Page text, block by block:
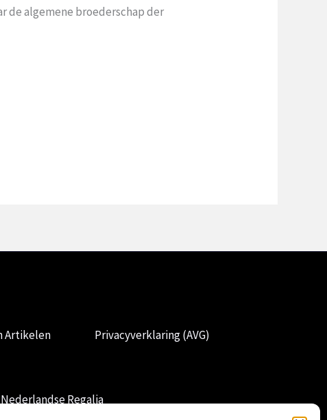
de algemene broederschap der
Artikelen Privacyverklaring (AVG)
Nederlandse Regalia